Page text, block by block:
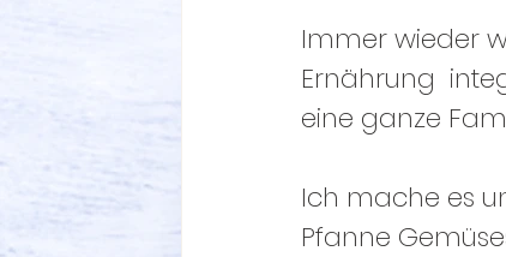
Immer wieder
Ernährung
eine ganze
Ich mache es
Pfanne